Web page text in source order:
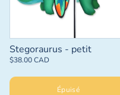
Stegoraurus - petit
$38.00 CAD
Épuisé